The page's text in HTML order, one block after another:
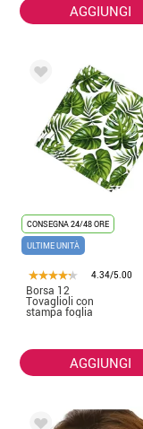
AGGIUNGI
CONSEGNA 24/48 ORE
ULTIME UNITÀ
4.34/5.00
Borsa 12
Tovaglioli con
stampa foglia
AGGIUNGI